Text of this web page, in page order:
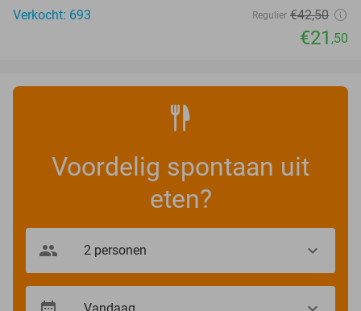
Verkocht: 693
Regulier €42,50
€21 ,50
Voordelig spontaan uit
eten?